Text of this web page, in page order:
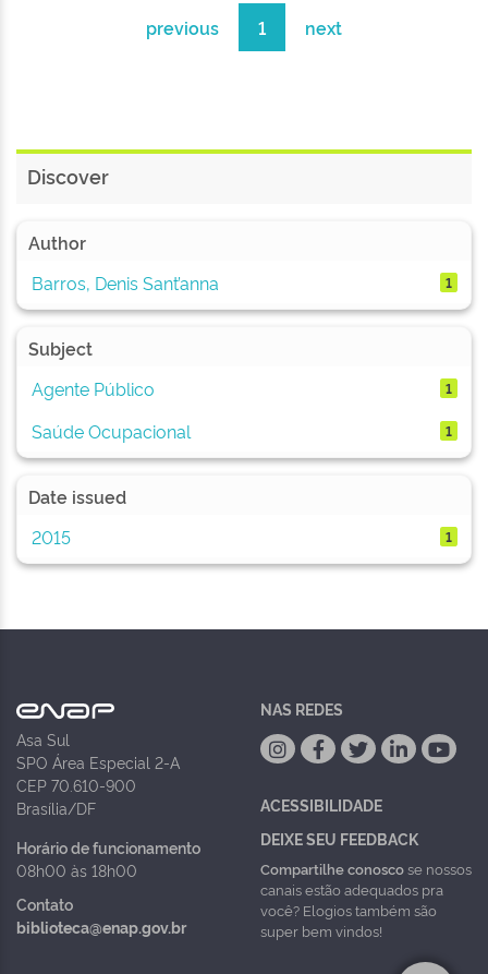
previous 1 next
Discover
Author
Barros, Denis Sant’anna
1
Subject
Agente Público
1
Saúde Ocupacional 1
Date issued
2015
1
Asa Sul
SPO Área Especial 2-A
CEP 70.610-900
Brasília/DF
Horário de funcionamento
08h00 às 18h00
Contato
biblioteca@enap.gov.br
NAS REDES
ACESSIBILIDADE
DEIXE SEU FEEDBACK
Compartilhe conoscose nossos
canais estão adequados pra
você? Elogios também são
super bem vindos!